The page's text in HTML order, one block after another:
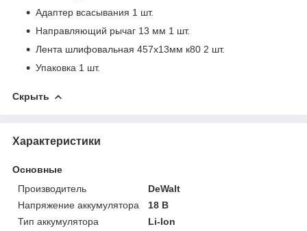
Адаптер всасывания 1 шт.
Направляющий рычаг 13 мм 1 шт.
Лента шлифовальная 457х13мм к80 2 шт.
Упаковка 1 шт.
Скрыть
Характеристики
Основные
Производитель
DeWalt
Напряжение аккумулятора
18 В
Тип аккумулятора
Li-Ion